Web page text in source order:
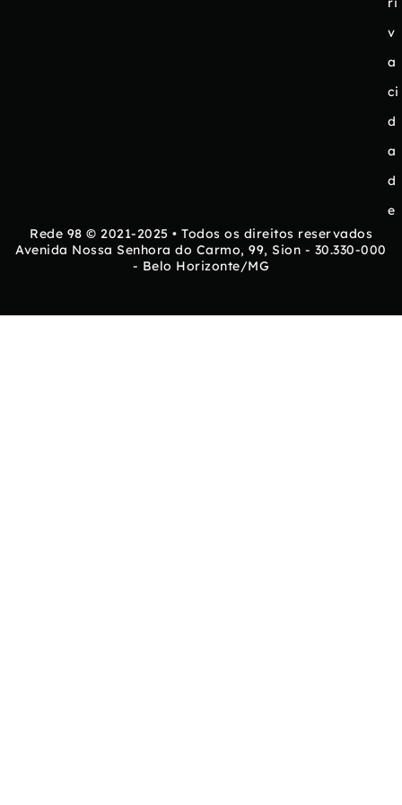
v
a
ci
d
a
d
e
Rede 98 © 2021-2025 • Todos os direitos reservados
Avenida Nossa Senhora do Carmo, 99, Sion - 30.330-000
- Belo Horizonte/MG